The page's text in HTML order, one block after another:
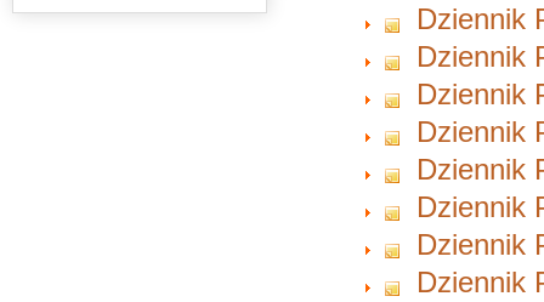
Dziennik
Dziennik
Dziennik
Dziennik
Dziennik
Dziennik
Dziennik
Dziennik